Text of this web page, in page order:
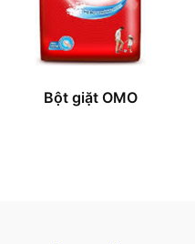
Bột giặt OMO